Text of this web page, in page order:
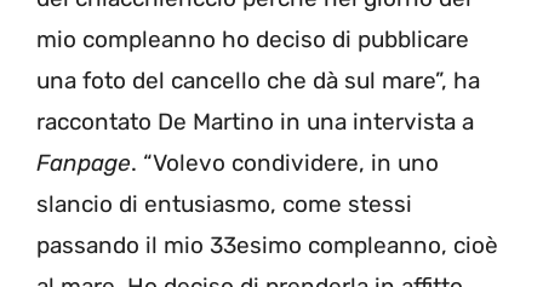
mio compleanno ho deciso di pubblicare
una foto del cancello che dà sul mare”, ha
raccontato De Martino in una intervista a
Fanpage. “Volevo condividere, in uno
slancio di entusiasmo, come stessi
passando il mio 33esimo compleanno, cioè